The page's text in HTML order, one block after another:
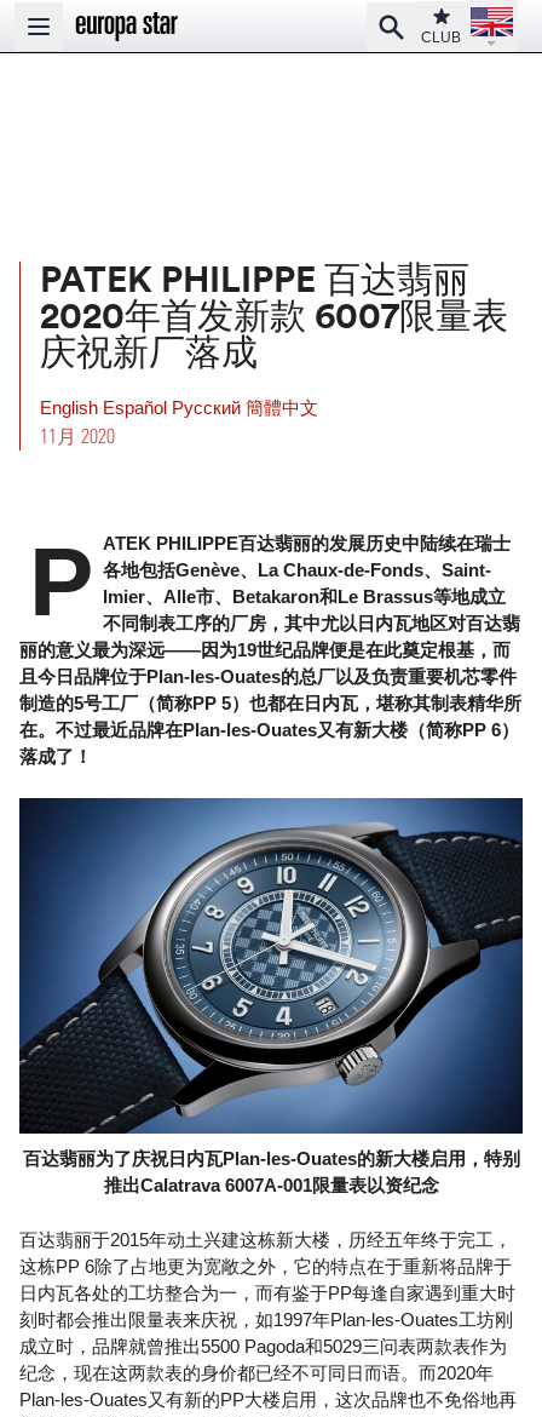
Open main menu
SearchClub
CLUB
Open
PATEK PHILIPPE 百达翡丽
2020年首发新款 6007限量表
庆祝新厂落成
English Español Pусский 簡體中文
11月 2020
P ATEK PHILIPPE百达翡丽的发展历史中陆续在瑞士
各地包括Genève、La Chaux-de-Fonds、Saint-
Imier、Alle市、Betakaron和Le Brassus等地成立
不同制表工序的厂房，其中尤以日内瓦地区对百达翡
丽的意义最为深远——因为19世纪品牌便是在此奠定根基，而
且今日品牌位于Plan-les-Ouates的总厂以及负责重要机芯零件
制造的5号工厂（简称PP 5）也都在日内瓦，堪称其制表精华所
在。不过最近品牌在Plan-les-Ouates又有新大楼（简称PP 6）
落成了！
百达翡丽为了庆祝日内瓦Plan-les-Ouates的新大楼启用，特别
推出Calatrava 6007A-001限量表以资纪念
百达翡丽于2015年动土兴建这栋新大楼，历经五年终于完工，
这栋PP 6除了占地更为宽敞之外，它的特点在于重新将品牌于
日内瓦各处的工坊整合为一，而有鉴于PP每逢自家遇到重大时
刻时都会推出限量表来庆祝，如1997年Plan-les-Ouates工坊刚
成立时，品牌就曾推出5500 Pagoda和5029三问表两款表作为
纪念，现在这两款表的身价都已经不可同日而语。而2020年
Plan-les-Ouates又有新的PP大楼启用，这次品牌也不免俗地再